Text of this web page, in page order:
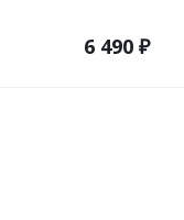
6 490 ₽